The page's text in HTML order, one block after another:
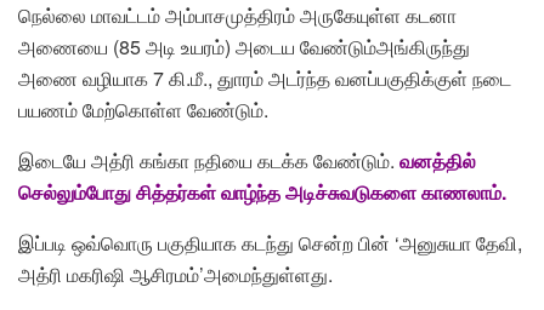
நெல்லை மாவட்டம் அம்பாசமுத்திரம் அருகேயுள்ள கடனா
அணையை (85 அடி உயரம்) அடைய வேண்டும்அங்கிருந்து
அணை வழியாக 7 கி.மீ., துாரம் அடர்ந்த வனப்பகுதிக்குள் நடை
பயணம் மேற்கொள்ள வேண்டும்.
இடையே அத்ரி கங்கா நதியை கடக்க வேண்டும். வனத்தில்
செல்லும்போது சித்தர்கள் வாழ்ந்த அடிச்சுவடுகளை காணலாம்.
இப்படி ஒவ்வொரு பகுதியாக கடந்து சென்ற பின் ‘அனுசுயா தேவி,
அத்ரி மகரிஷி ஆசிரமம்’அமைந்துள்ளது.